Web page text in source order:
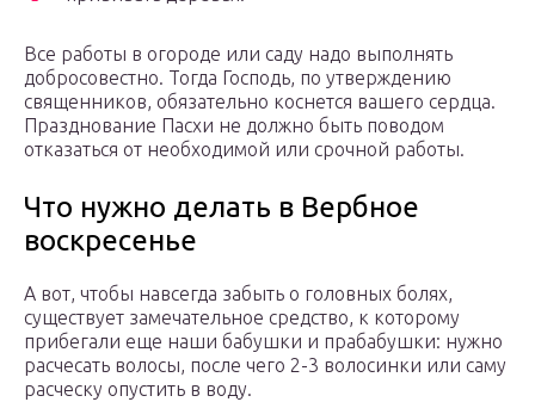
Все работы в огороде или саду надо выполнять
добросовестно. Тогда Господь, по утверждению
священников, обязательно коснется вашего сердца.
Празднование Пасхи не должно быть поводом
отказаться от необходимой или срочной работы.
Что нужно делать в Вербное
воскресенье
А вот, чтобы навсегда забыть о головных болях,
существует замечательное средство, к которому
прибегали еще наши бабушки и прабабушки: нужно
расчесать волосы, после чего 2-3 волосинки или саму
расческу опустить в воду.